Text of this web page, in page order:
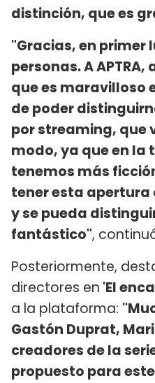
distinción, que es
"Gracias, en primer
personas. A APTRA,
que es maravilloso
de poder
por streaming, que
modo, ya que en la
tenemos más
tener esta
y se pueda
fantástico",
Posteriormente,
directores en 'El
a la plataforma:
Gastón Duprat,
creadores de la
propuesto para